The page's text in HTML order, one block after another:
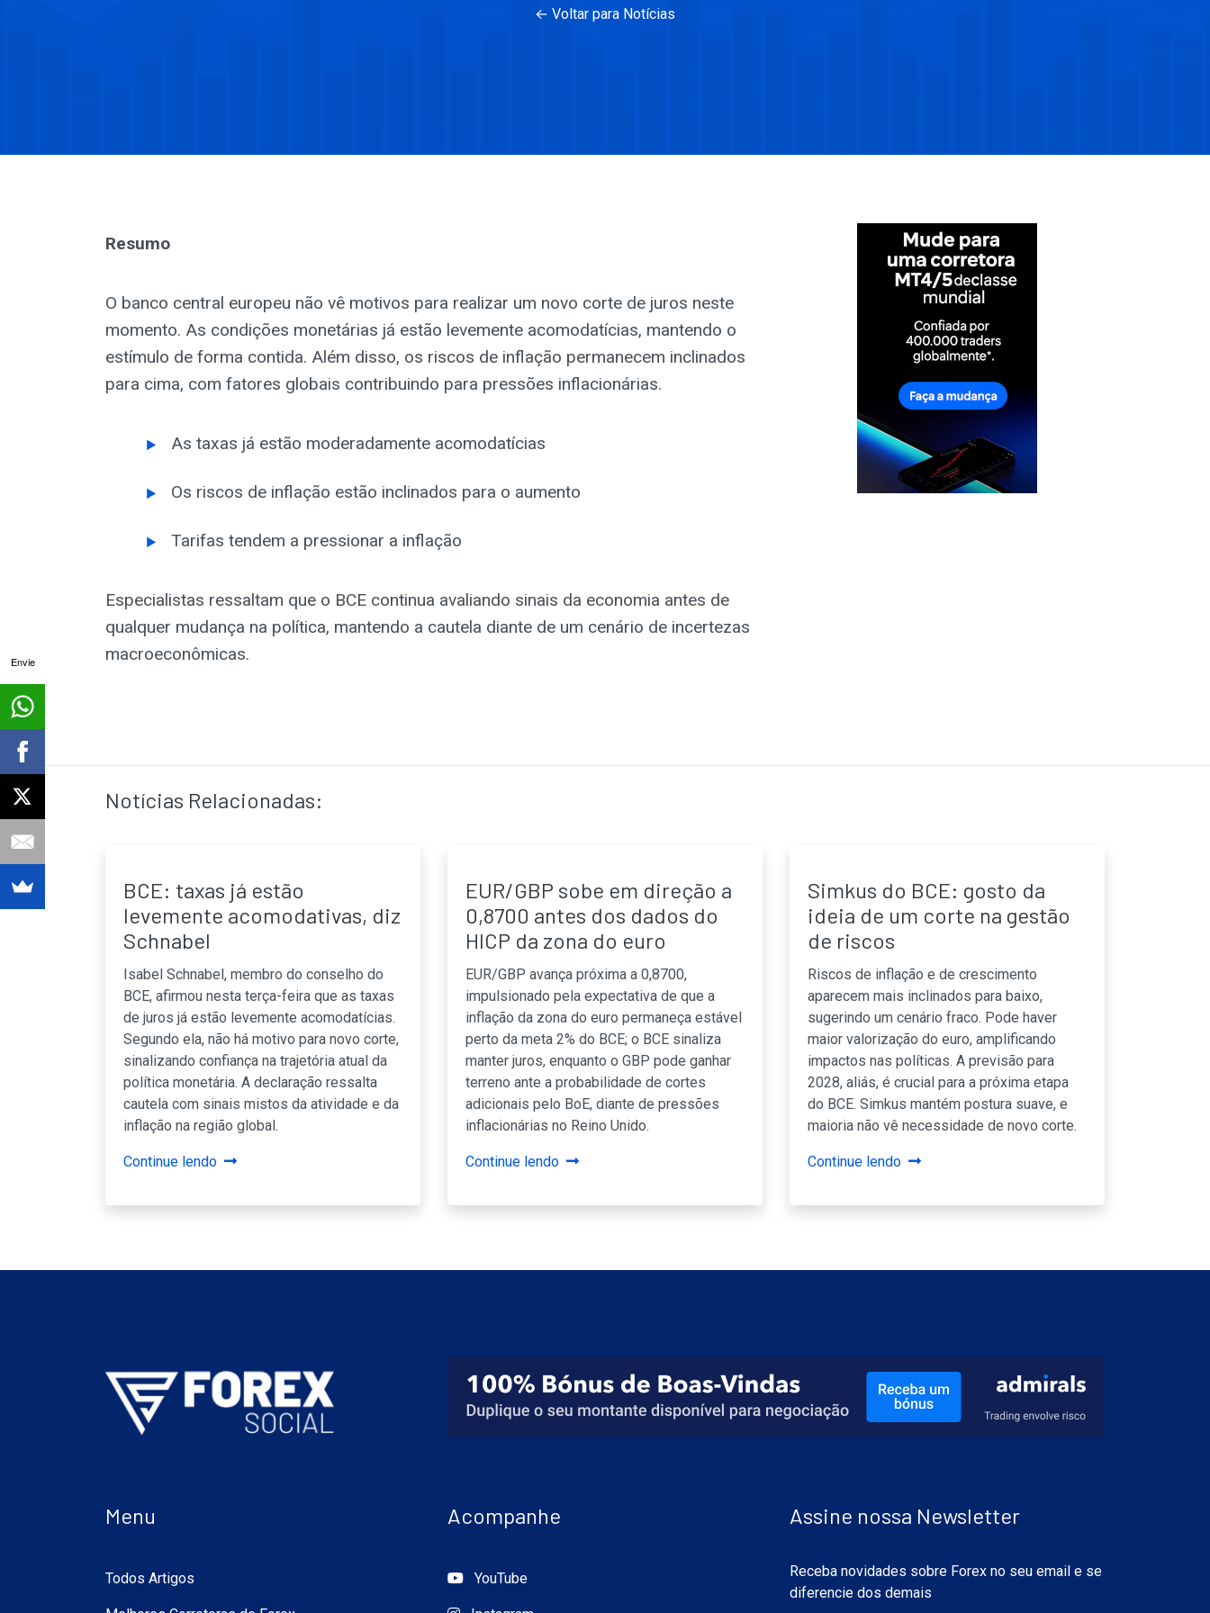
← Voltar para Notícias
Resumo
O banco central europeu não vê motivos para realizar um novo corte de juros neste
momento. As condições monetárias já estão levemente acomodatícias, mantendo o
estímulo de forma contida. Além disso, os riscos de inflação permanecem inclinados
para cima, com fatores globais contribuindo para pressões inflacionárias.
As taxas já estão moderadamente acomodatícias
Os riscos de inflação estão inclinados para o aumento
Tarifas tendem a pressionar a inflação
Especialistas ressaltam que o BCE continua avaliando sinais da economia antes de
qualquer mudança na política, mantendo a cautela diante de um cenário de incertezas
macroeconômicas.
Notícias Relacionadas:
BCE: taxas já estão
levemente acomodativas, diz
Schnabel
Isabel Schnabel, membro do conselho do
BCE, afirmou nesta terça-feira que as taxas
de juros já estão levemente acomodatícias.
Segundo ela, não há motivo para novo corte,
sinalizando confiança na trajetória atual da
política monetária. A declaração ressalta
cautela com sinais mistos da atividade e da
inflação na região global.
Continue lendo
EUR/GBP sobe em direção a
0,8700 antes dos dados do
HICP da zona do euro
EUR/GBP avança próxima a 0,8700,
impulsionado pela expectativa de que a
inflação da zona do euro permaneça estável
perto da meta 2% do BCE; o BCE sinaliza
manter juros, enquanto o GBP pode ganhar
terreno ante a probabilidade de cortes
adicionais pelo BoE, diante de pressões
inflacionárias no Reino Unido.
Continue lendo
Simkus do BCE: gosto da
ideia de um corte na gestão
de riscos
Riscos de inflação e de crescimento
aparecem mais inclinados para baixo,
sugerindo um cenário fraco. Pode haver
maior valorização do euro, amplificando
impactos nas políticas. A previsão para
2028, aliás, é crucial para a próxima etapa
do BCE. Simkus mantém postura suave, e
maioria não vê necessidade de novo corte.
Continue lendo
Menu
Todos Artigos
Acompanhe
YouTube
Assine nossa Newsletter
Receba novidades sobre Forex no seu email e se
diferencie dos demais
Envie